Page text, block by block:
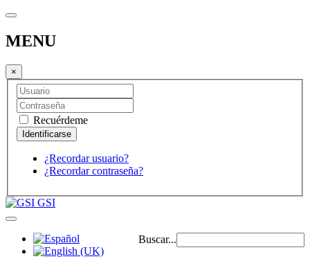
MENU
×
Recuérdeme
¿Recordar usuario?
¿Recordar contraseña?
GSI
Buscar...